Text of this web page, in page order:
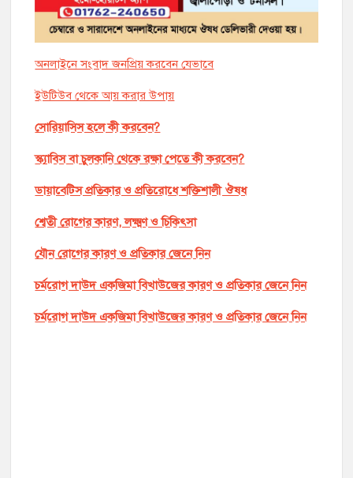
অনলাইনে সংবাদ জনপ্রিয় করবেন যেভাবে
ইউটিউব থেকে আয় করার উপায়
সোরিয়াসিস হলে কী করবেন?
স্ক্যাবিস বা চুলকানি থেকে রক্ষা পেতে কী করবেন?
ডায়াবেটিস প্রতিকার ও প্রতিরোধে শক্তিশালী ঔষধ
শ্বেতী রোগের কারণ, লক্ষ্মণ ও চিকিৎসা
যৌন রোগের কারণ ও প্রতিকার জেনে নিন
চর্মরোগ দাউদ একজিমা বিখাউজের কারণ ও প্রতিকার জেনে নিন
চর্মরোগ দাউদ একজিমা বিখাউজের কারণ ও প্রতিকার জেনে নিন